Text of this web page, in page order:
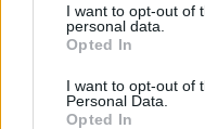
I want to opt-out of
personal data.
Opted In
I want to opt-out of
Personal Data.
Opted In